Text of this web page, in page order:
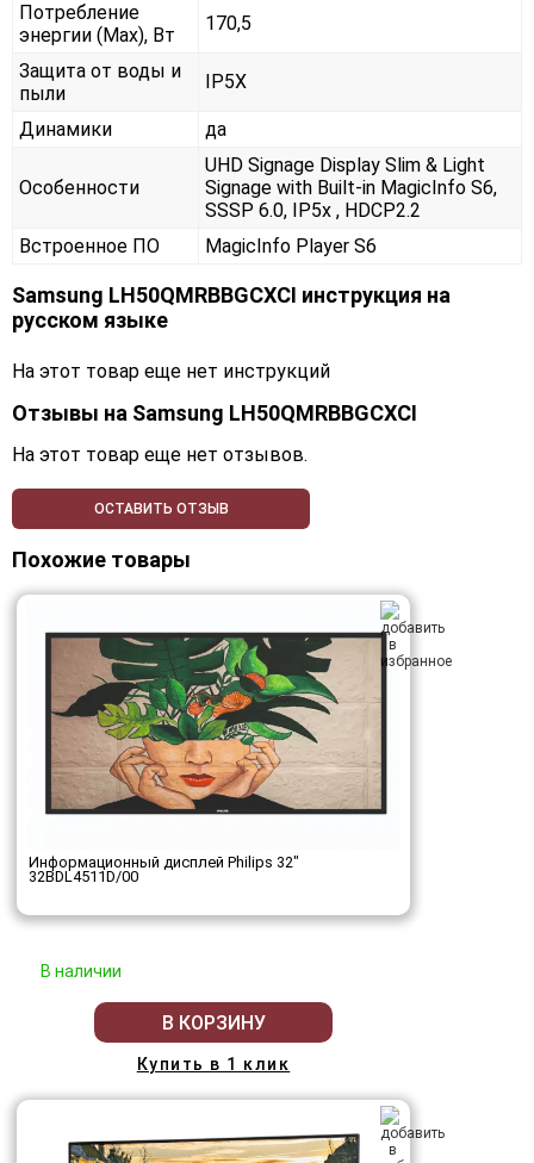
Потребление
энергии (Max), Вт
170,5
Защита от воды и
пыли
IP5X
Динамики да
Особенности
UHD Signage Display Slim & Light
Signage with Built-in MagicInfo S6,
SSSP 6.0, IP5x , HDCP2.2
Встроенное ПО
MagicInfo Player S6
Samsung LH50QMRBBGCXCI инструкция на
русском языке
На этот товар еще нет инструкций
Отзывы на Samsung LH50QMRBBGCXCI
На этот товар еще нет отзывов.
ОСТАВИТЬ ОТЗЫВ
Похожие товары
Информационный дисплей Philips 32"
32BDL4511D/00
В наличии
В КОРЗИНУ
Купить в 1 клик